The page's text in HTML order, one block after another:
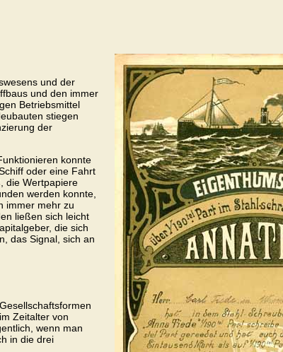
und der
und den immer
Betriebsmittel
stiegen
der
konnte
oder eine Fahrt
die Wertpapiere
werden konnte,
immer mehr zu
ließen sich leicht
die sich
das Signal, sich an
Zeitalter von
wenn man
in die drei